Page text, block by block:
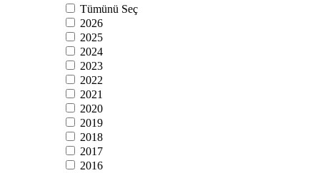
Tümünü Seç
2026
2025
2024
2023
2022
2021
2020
2019
2018
2017
2016